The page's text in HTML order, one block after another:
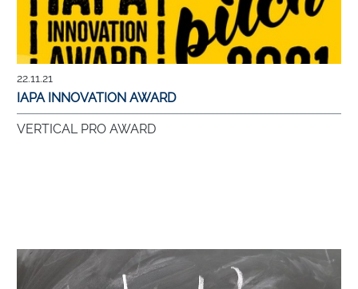
22.11.21
IAPA INNOVATION AWARD
VERTICAL PRO AWARD